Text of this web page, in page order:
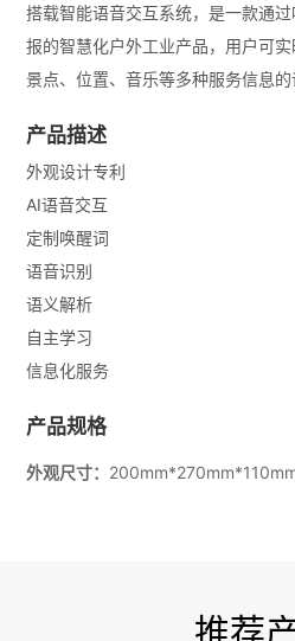
搭载智能语音交互系统，是一款通
报的智慧化户外工业产品，用户可
景点、位置、音乐等多种服务信息的
产品描述
外观设计专利
AI语音交互
定制唤醒词
语音识别
语义解析
自主学习
信息化服务
产品规格
外观尺寸：
推荐